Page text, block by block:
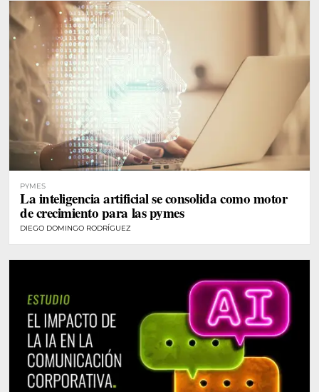
PYMES
La inteligencia artificial se consolida como motor
de crecimiento para las pymes
DIEGO DOMINGO RODRÍGUEZ